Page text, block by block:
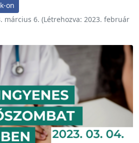
on
március 6. (Létrehozva: 2023. február